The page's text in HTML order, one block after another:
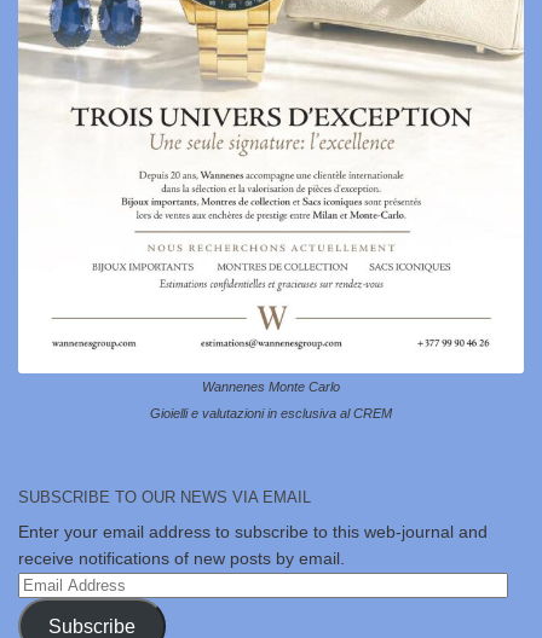
Wannenes Monte Carlo
Gioielli e valutazioni in esclusiva al CREM
SUBSCRIBE TO OUR NEWS VIA EMAIL
Enter your email address to subscribe to this web-journal and
receive notifications of new posts by email.
Email
Address
Subscribe